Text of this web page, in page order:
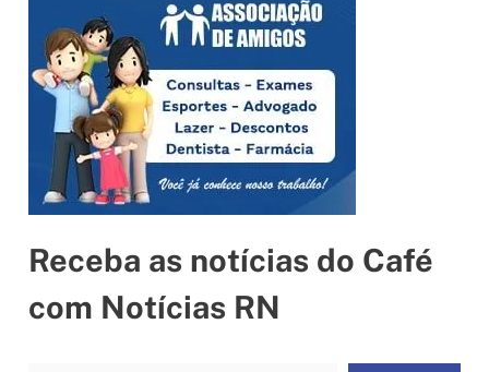
Receba as notícias do Café
com Notícias RN